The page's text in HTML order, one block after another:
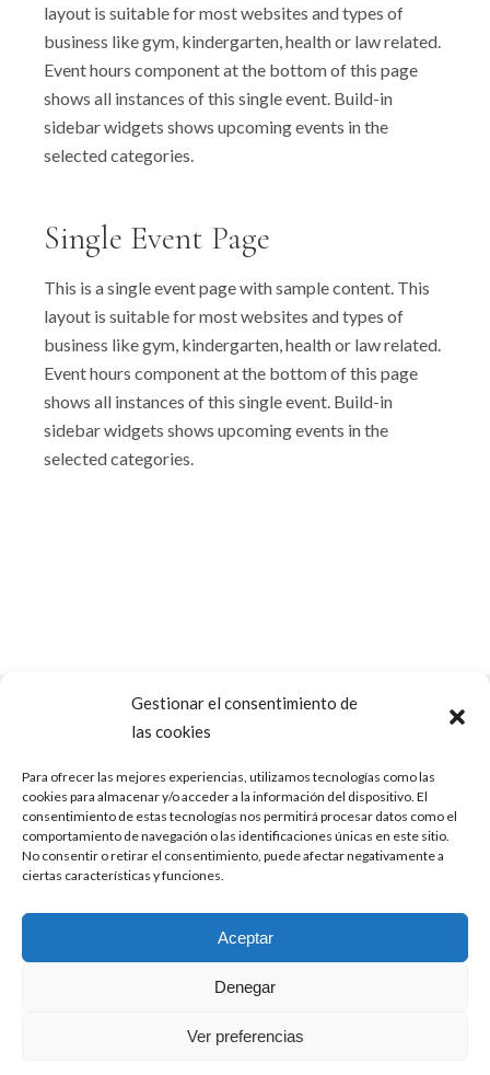
Gestionar el consentimiento de
las cookies
Para ofrecer las mejores experiencias, utilizamos tecnologías como las
cookies para almacenar y/o acceder a la información del dispositivo. El
consentimiento de estas tecnologías nos permitirá procesar datos como el
comportamiento de navegación o las identificaciones únicas en este sitio.
No consentir o retirar el consentimiento, puede afectar negativamente a
ciertas características y funciones.
Aceptar
Denegar
Ver preferencias
layout is suitable for most websites and types of
business like gym, kindergarten, health or law related.
Event hours component at the bottom of this page
shows all instances of this single event. Build-in
sidebar widgets shows upcoming events in the
selected categories.
Single Event Page
This is a single event page with sample content. This
layout is suitable for most websites and types of
business like gym, kindergarten, health or law related.
Event hours component at the bottom of this page
shows all instances of this single event. Build-in
sidebar widgets shows upcoming events in the
selected categories.
FERTILIDAD
SALUD INTEGRATIVA
POLÍTICA DE COOKIES (UE)
AVISO LEGAL